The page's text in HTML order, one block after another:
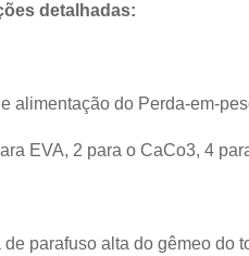
detalhadas:
alimentação do Perda-em-
EVA, 2 para o CaCo3, 4
de parafuso alta do gêmeo do